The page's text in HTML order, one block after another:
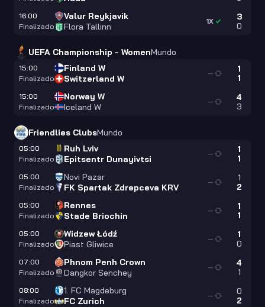
16:00
Finalizado
Valur Reykjavik
Flora Tallinn
3
0
1X
UEFA Championship - WomenMundo
15:00
Finalizado
Finland W
Switzerland W
1
1
—
15:00
Finalizado
Norway W
Iceland W
4
3
—
Friendlies ClubsMundo
05:00
Finalizado
Ruh Lviv
Epitsentr Dunayivtsi
1
1
—
05:00
Finalizado
Novi Pazar
FK Spartak Zdrepceva KRV
1
2
—
05:00
Finalizado
Rennes
Stade Briochin
1
1
—
05:00
Finalizado
Widzew Łódź
Piast Gliwice
1
0
—
07:00
Finalizado
Phnom Penh Crown
Dangkor Senchey
4
1
—
08:00
Finalizado
1. FC Magdeburg
FC Zurich
0
2
—